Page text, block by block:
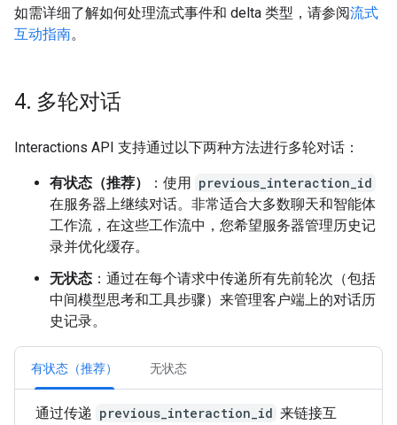
如需详细了解如何处理流式事件和 delta 类型，请参阅流式
互动指南。
4. 多轮对话
Interactions API 支持通过以下两种方法进行多轮对话：
有状态（推荐） ：使用 previous_interaction_id
在服务器上继续对话。非常适合大多数聊天和智能体
工作流，在这些工作流中，您希望服务器管理历史记
录并优化缓存。
无状态 ：通过在每个请求中传递所有先前轮次（包括
中间模型思考和工具步骤）来管理客户端上的对话历
史记录。
有状态（推荐） 无状态
通过传递 previous_interaction_id 来链接互